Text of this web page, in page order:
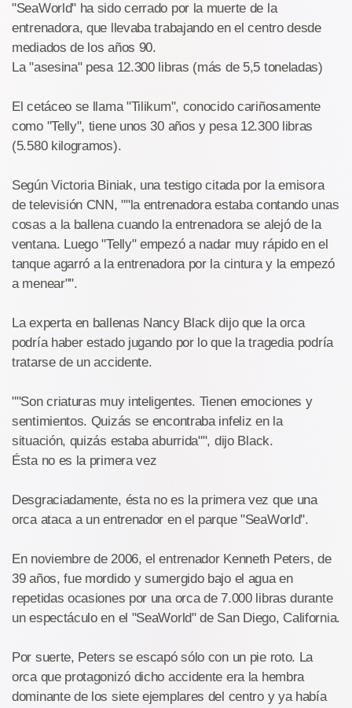
"SeaWorld" ha sido cerrado por la muerte de la
entrenadora, que llevaba trabajando en el centro desde
mediados de los años 90.
La "asesina" pesa 12.300 libras (más de 5,5 toneladas)
El cetáceo se llama "Tilikum", conocido cariñosamente
como "Telly", tiene unos 30 años y pesa 12.300 libras
(5.580 kilogramos).
Según Victoria Biniak, una testigo citada por la emisora
de televisión CNN, ""la entrenadora estaba contando unas
cosas a la ballena cuando la entrenadora se alejó de la
ventana. Luego "Telly" empezó a nadar muy rápido en el
tanque agarró a la entrenadora por la cintura y la empezó
a menear"".
La experta en ballenas Nancy Black dijo que la orca
podría haber estado jugando por lo que la tragedia podría
tratarse de un accidente.
""Son criaturas muy inteligentes. Tienen emociones y
sentimientos. Quizás se encontraba infeliz en la
situación, quizás estaba aburrida"", dijo Black.
Ésta no es la primera vez
Desgraciadamente, ésta no es la primera vez que una
orca ataca a un entrenador en el parque "SeaWorld".
En noviembre de 2006, el entrenador Kenneth Peters, de
39 años, fue mordido y sumergido bajo el agua en
repetidas ocasiones por una orca de 7.000 libras durante
un espectáculo en el "SeaWorld" de San Diego, California.
Por suerte, Peters se escapó sólo con un pie roto. La
orca que protagonizó dicho accidente era la hembra
dominante de los siete ejemplares del centro y ya había